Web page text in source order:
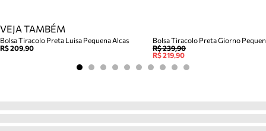
VEJA TAMBÉM
Bolsa Tiracolo Preta Luisa Pequena Alcas
R$ 209,90
Bolsa Tiracolo Preta Giorno
R$ 239,90
R$ 219,90